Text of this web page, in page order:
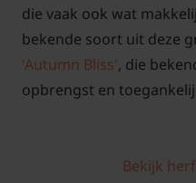
die vaak ook wat
bekende soort uit deze
'Autumn Bliss', die
opbrengst en
Bekijk